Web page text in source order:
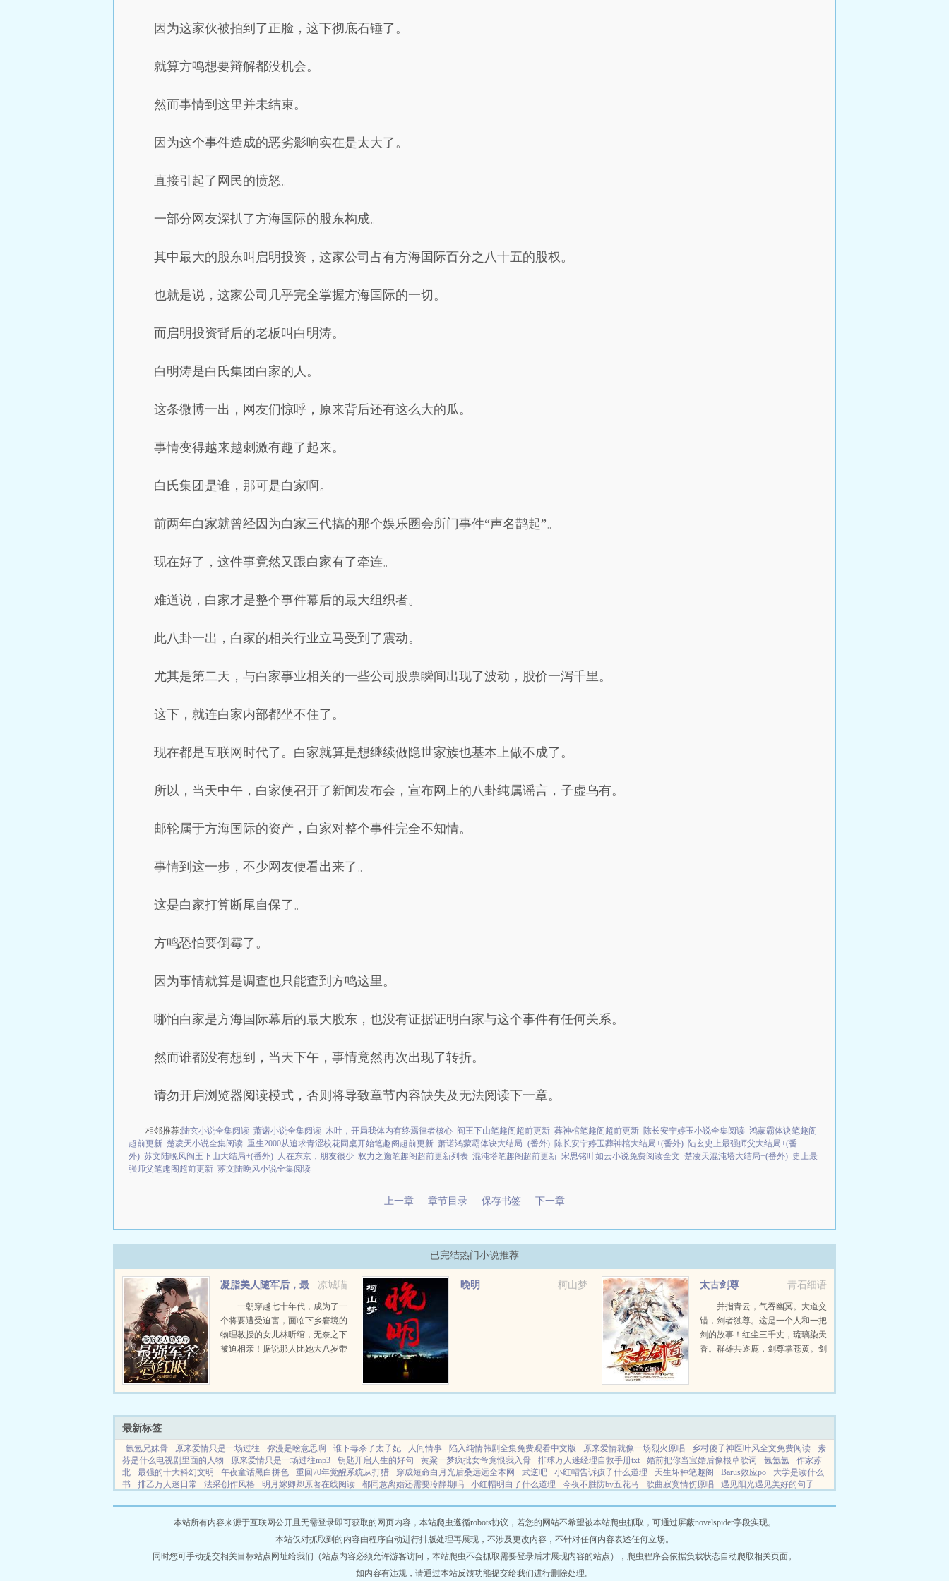
因为这家伙被拍到了正脸，这下彻底石锤了。
就算方鸣想要辩解都没机会。
然而事情到这里并未结束。
因为这个事件造成的恶劣影响实在是太大了。
直接引起了网民的愤怒。
一部分网友深扒了方海国际的股东构成。
其中最大的股东叫启明投资，这家公司占有方海国际百分之八十五的股权。
也就是说，这家公司几乎完全掌握方海国际的一切。
而启明投资背后的老板叫白明涛。
白明涛是白氏集团白家的人。
这条微博一出，网友们惊呼，原来背后还有这么大的瓜。
事情变得越来越刺激有趣了起来。
白氏集团是谁，那可是白家啊。
前两年白家就曾经因为白家三代搞的那个娱乐圈会所门事件“声名鹊起”。
现在好了，这件事竟然又跟白家有了牵连。
难道说，白家才是整个事件幕后的最大组织者。
此八卦一出，白家的相关行业立马受到了震动。
尤其是第二天，与白家事业相关的一些公司股票瞬间出现了波动，股价一泻千里。
这下，就连白家内部都坐不住了。
现在都是互联网时代了。白家就算是想继续做隐世家族也基本上做不成了。
所以，当天中午，白家便召开了新闻发布会，宣布网上的八卦纯属谣言，子虚乌有。
邮轮属于方海国际的资产，白家对整个事件完全不知情。
事情到这一步，不少网友便看出来了。
这是白家打算断尾自保了。
方鸣恐怕要倒霉了。
因为事情就算是调查也只能查到方鸣这里。
哪怕白家是方海国际幕后的最大股东，也没有证据证明白家与这个事件有任何关系。
然而谁都没有想到，当天下午，事情竟然再次出现了转折。
请勿开启浏览器阅读模式，否则将导致章节内容缺失及无法阅读下一章。
相邻推荐:陆玄小说全集阅读 萧诺小说全集阅读 木叶，开局我体内有终焉律者核心 阎王下山笔趣阁超前更新 葬神棺笔趣阁超前更新 陈长安宁婷玉小说全集阅读 鸿蒙霸体诀笔趣阁
超前更新 楚凌天小说全集阅读 重生2000从追求青涩校花同桌开始笔趣阁超前更新 萧诺鸿蒙霸体诀大结局+(番外) 陈长安宁婷玉葬神棺大结局+(番外) 陆玄史上最强师父大结局+(番
外) 苏文陆晚风阎王下山大结局+(番外) 人在东京，朋友很少 权力之巅笔趣阁超前更新列表 混沌塔笔趣阁超前更新 宋思铭叶如云小说免费阅读全文 楚凌天混沌塔大结局+(番外) 史上最
强师父笔趣阁超前更新 苏文陆晚风小说全集阅读
上一章 章节目录 保存书签 下一章
已完结热门小说推荐
凉城喵
凝脂美人随军后，最
强军爷急红眼
一朝穿越七十年代，成为了一
个将要遭受迫害，面临下乡窘境的
物理教授的女儿林听绾，无奈之下
被迫相亲！据说那人比她大八岁带
窄腰大长腿，一身正气不说，还是
柯山梦
晚明
...
青石细语
太古剑尊
并指青云，气吞幽冥。大道交
错，剑者独尊。这是一个人和一把
剑的故事！红尘三千丈，琉璃染天
香。群雄共逐鹿，剑尊掌苍黄。剑
经书。一切尽在太古剑尊。...
最新标签
氤氲兄妹骨 原来爱情只是一场过往 弥漫是啥意思啊 谁下毒杀了太子妃 人间情事 陷入纯情韩剧全集免费观看中文版 原来爱情就像一场烈火原唱 乡村傻子神医叶风全文免费阅读
素
芬是什么电视剧里面的人物
原来爱情只是一场过往mp3 钥匙开启人生的好句 黄粱一梦疯批女帝竟恨我入骨 排球万人迷经理自救手册txt 婚前把你当宝婚后像根草歌词 氤氲氲
作家苏
北
最强的十大科幻文明 午夜童话黑白拼色 重回70年觉醒系统从打猎 穿成短命白月光后桑远远全本网 武逆吧 小红帽告诉孩子什么道理 天生坏种笔趣阁 Barus效应po
大学是读什么
书
排乙万人迷日常 法采创作风格 明月嫁卿卿原著在线阅读 都同意离婚还需要冷静期吗 小红帽明白了什么道理 今夜不胜防by五花马 歌曲寂寞情伤原唱
遇见阳光遇见美好的句子
还是一往情深
午夜电话短剧大结局什么意思 当绿茶女配恶心男主 七界之力是什么意思啊 三国杀开局获得神级系统的 寂寞情伤这首歌表达的意思 素芬小雅的
氤氲少女是什么意思
今夜不胜防伪在线阅读
落日六号什么意思 傻子其实不傻 坏男人得到一切免费阅读 星如 月如 黑心狐想吃掉男主 养育水母的治愈游戏官网 雪怡是杂牌子还是名牌
清凉世界暗示什
异世神级教师 氤氲散 清凉世界上一句 蛊王是谁 苏北作家作品 婚宠青梅by远山紫百度 寂寞的伤心的歌是什么歌
北百度百科
总裁女人不打折免费全文阅读 娇少爷被山匪掳走后 txt 凡人修仙传手游 人在玄幻写日记变强楚歌 双面催眠师e4 向往生活之全能手艺人 寂寞伤心歌简谱在线看
电影午夜
修仙筑基后金手指来了 万人迷在排球综艺里超神了 萧鹤翎 免费 斩春风歌曲歌词
本站所有内容来源于互联网公开且无需登录即可获取的网页内容，本站爬虫遵循robots协议，若您的网站不希望被本站爬虫抓取，可通过屏蔽novelspider字段实现。
本站仅对抓取到的内容由程序自动进行排版处理再展现，不涉及更改内容，不针对任何内容表述任何立场。
同时您可手动提交相关目标站点网址给我们（站点内容必须允许游客访问，本站爬虫不会抓取需要登录后才展现内容的站点），爬虫程序会依据负载状态自动爬取相关页面。
如内容有违规，请通过本站反馈功能提交给我们进行删除处理。